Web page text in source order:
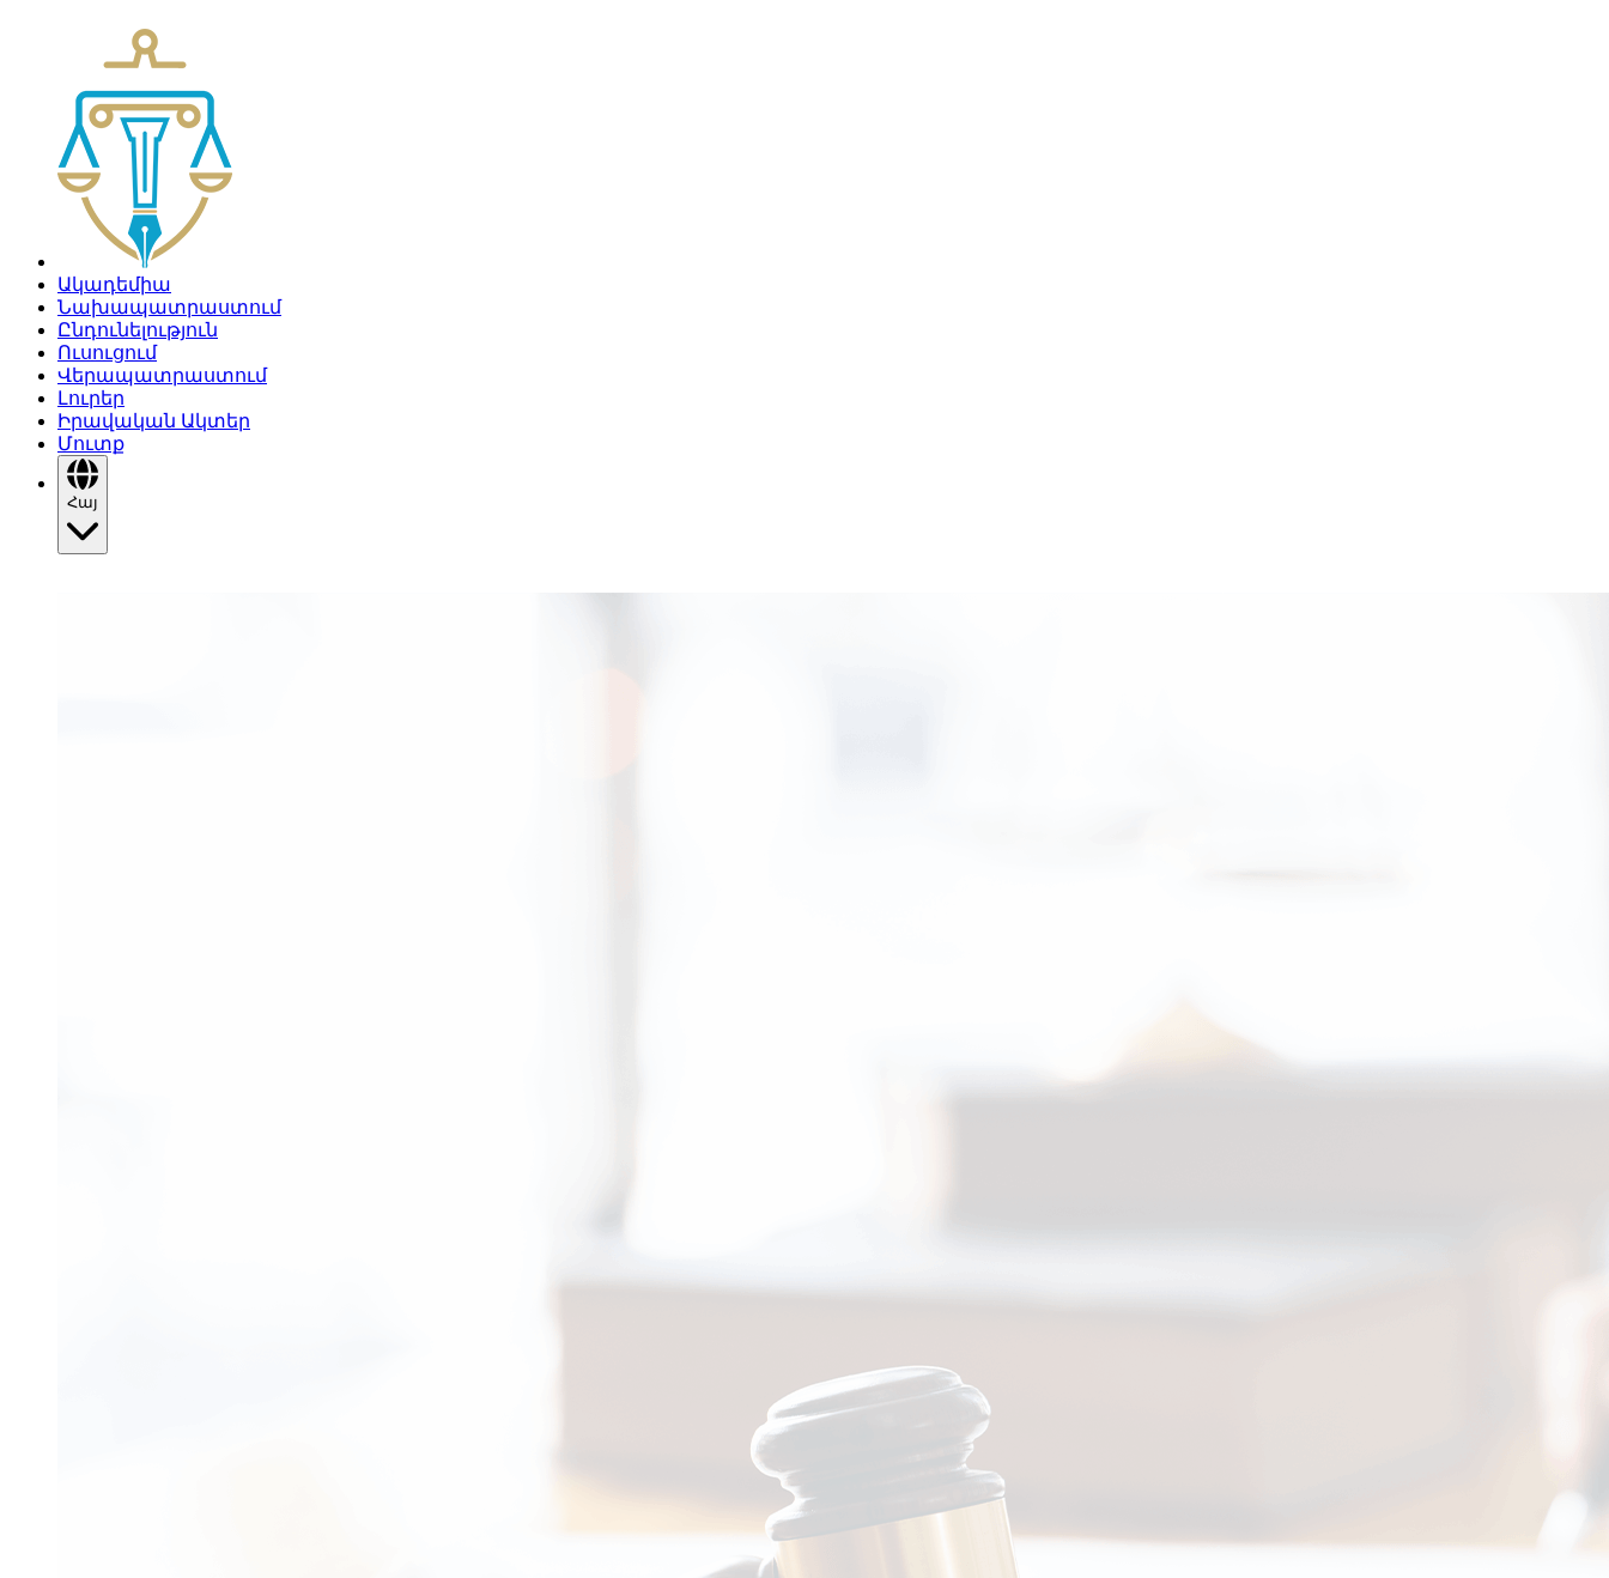
Ակադեմիա
Նախապատրաստում
Ընդունելություն
Ուսուցում
Վերապատրաստում
Լուրեր
Իրավական Ակտեր
Մուտք
Հայ